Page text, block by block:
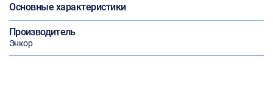
Основные характеристики
Производитель
Энкор